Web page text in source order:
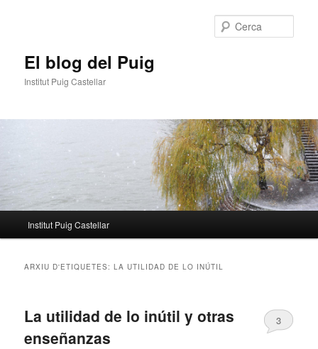
El blog del Puig
Institut Puig Castellar
principal
Institut Puig Castellar
ARXIU D'ETIQUETES:LA UTILIDAD DE LO INÚTIL
La utilidad de lo inútil y otras
enseñanzas
3